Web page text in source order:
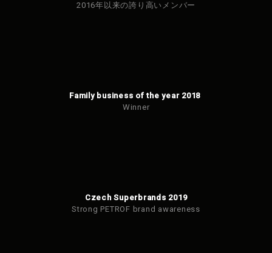
2016年以来の誇り高いメンバー
Family business of the year 2018
Winner
Czech Superbrands 2019
Strong PETROF brand awareness